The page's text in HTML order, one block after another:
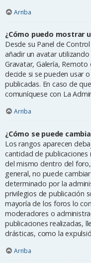
Arriba
¿Cómo puedo mostrar
Desde su Panel de
añadir un avatar
Gravatar, Galería, Remoto
decide si se pueden usar
publicadas. En caso de
comuníquese con La
Arriba
¿Cómo se puede
Los rangos aparecen
cantidad de publicaciones
del mismo dentro del
general, no puede
determinado por la
privilegios de publicación
mayoría de los foros lo
moderadores o
publicaciones realizadas,
drásticas, como la
Arriba